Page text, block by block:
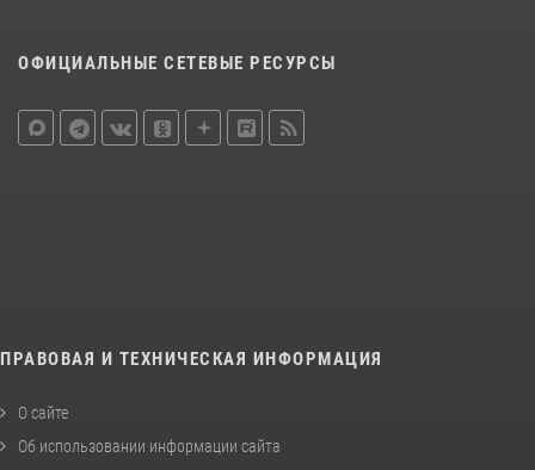
ОФИЦИАЛЬНЫЕ СЕТЕВЫЕ РЕСУРСЫ
ПРАВОВАЯ И ТЕХНИЧЕСКАЯ ИНФОРМАЦИЯ
О сайте
Об использовании информации сайта